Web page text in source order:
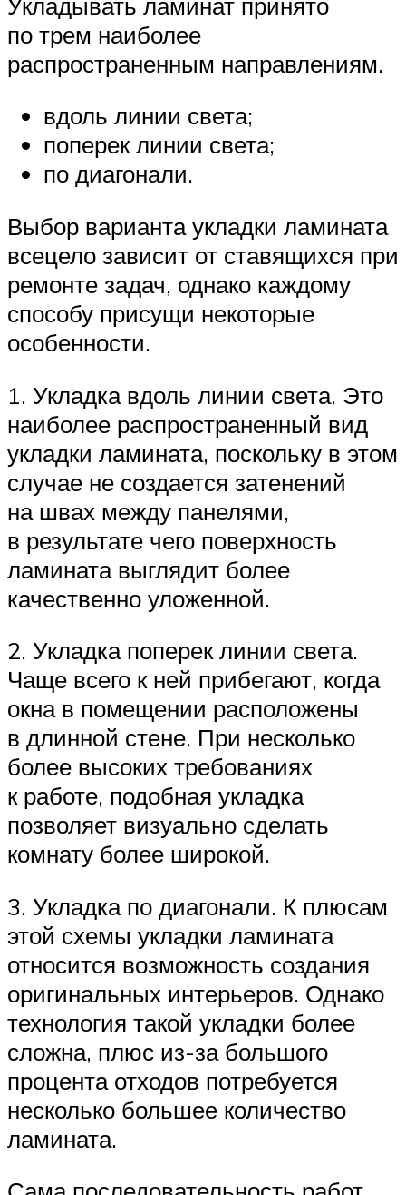
по трем наиболее
распространенным направлениям.
вдоль линии света;
поперек линии света;
по диагонали.
Выбор варианта укладки ламината
всецело зависит от ставящихся при
ремонте задач, однако каждому
способу присущи некоторые
особенности.
1. Укладка вдоль линии света. Это
наиболее распространенный вид
укладки ламината, поскольку в этом
случае не создается затенений
на швах между панелями,
в результате чего поверхность
ламината выглядит более
качественно уложенной.
2. Укладка поперек линии света.
Чаще всего к ней прибегают, когда
окна в помещении расположены
в длинной стене. При несколько
более высоких требованиях
к работе, подобная укладка
позволяет визуально сделать
комнату более широкой.
3. Укладка по диагонали. К плюсам
этой схемы укладки ламината
относится возможность создания
оригинальных интерьеров. Однако
технология такой укладки более
сложна, плюс из-за большого
процента отходов потребуется
несколько большее количество
ламината.